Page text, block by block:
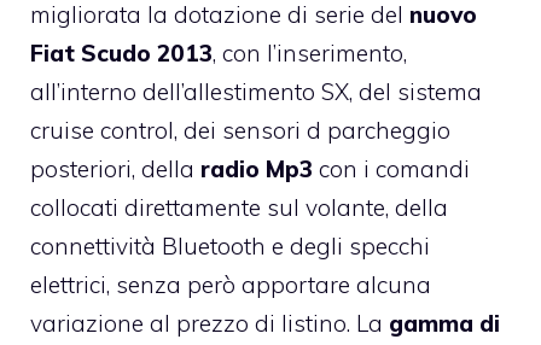
migliorata la dotazione di serie del nuovo
Fiat Scudo 2013, con l’inserimento,
all’interno dell’allestimento SX, del sistema
cruise control, dei sensori d parcheggio
posteriori, della radio Mp3 con i comandi
collocati direttamente sul volante, della
connettività Bluetooth e degli specchi
elettrici, senza però apportare alcuna
variazione al prezzo di listino. La gamma di